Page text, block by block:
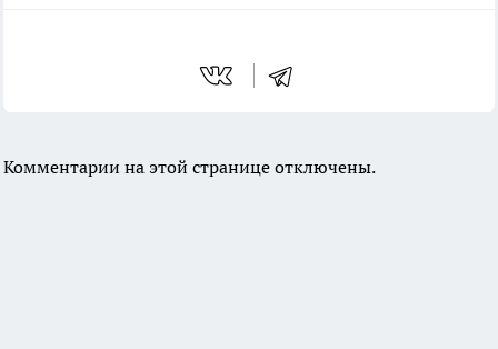
Комментарии на этой странице отключены.